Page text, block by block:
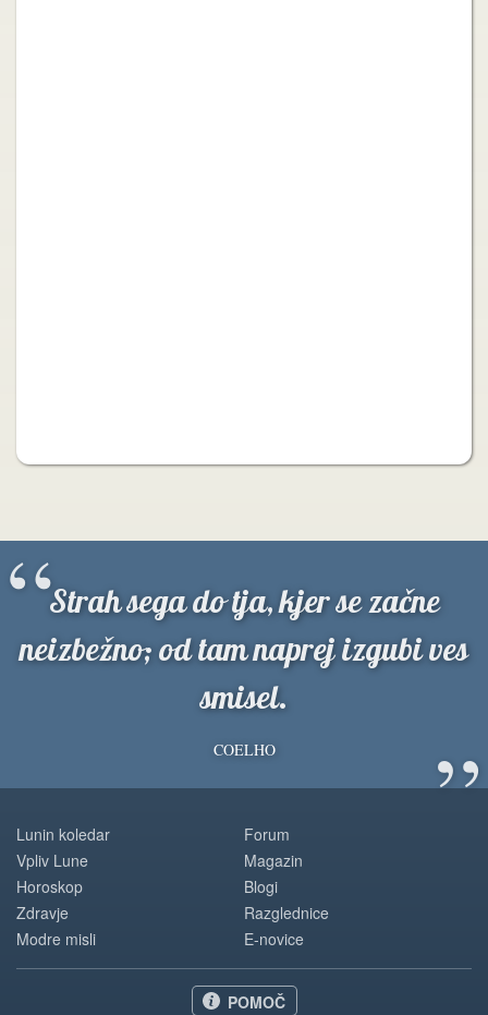
Strah sega do tja, kjer se začne
neizbežno; od tam naprej izgubi ves
smisel.
COELHO ”
“
Lunin koledar
Vpliv Lune
Horoskop
Zdravje
Modre misli
Forum
Magazin
Blogi
Razglednice
E-novice
POMOČ